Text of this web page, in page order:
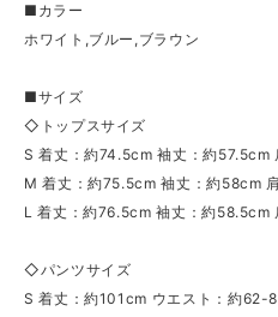
■カラー
ホワイト,ブルー,ブラウン
■サイズ
◇トップスサイズ
S 着丈：約74.5cm 袖丈：約57.5cm
M 着丈：約75.5cm 袖丈：約58cm
L 着丈：約76.5cm 袖丈：約
◇パンツサイズ
S 着丈：約101cm ウエスト：約62-